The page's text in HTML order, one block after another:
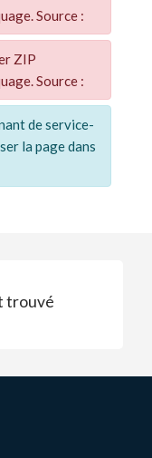
Source :
ZIP
Source :
de service-
la page dans
trouvé